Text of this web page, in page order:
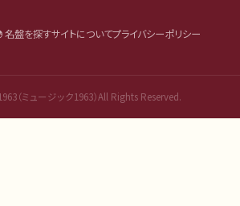
名盤を探すサイトについてプライバシーポリシー
（ミュージック1963）All Rights Reserved.